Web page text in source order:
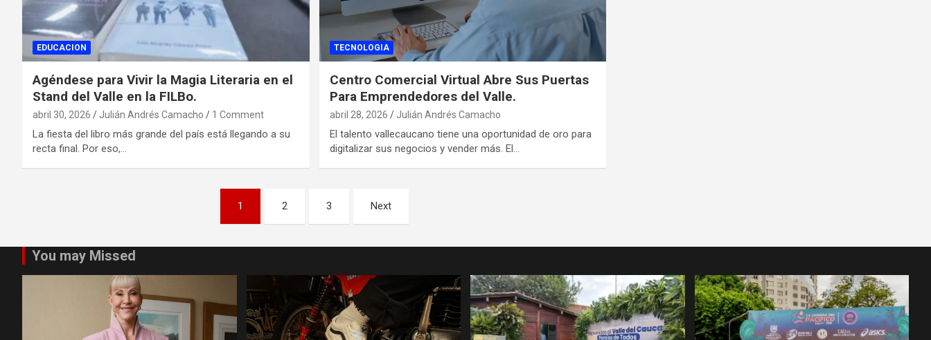
EDUCACION
Agéndese para Vivir la Magia Literaria en el
Stand del Valle en la FILBo.
abril 30, 2026 Julián Andrés Camacho 1 Comment
La fiesta del libro más grande del país está llegando a su
recta final. Por eso,…
TECNOLOGIA
Centro Comercial Virtual Abre Sus Puertas
Para Emprendedores del Valle.
abril 28, 2026 Julián Andrés Camacho
El talento vallecaucano tiene una oportunidad de oro para
digitalizar sus negocios y vender más. El…
entradas
1 2 3 Next
You may Missed